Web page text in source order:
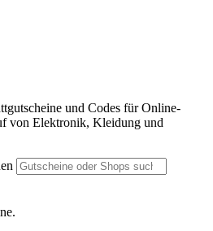
und Codes für Online-
von Elektronik, Kleidung und